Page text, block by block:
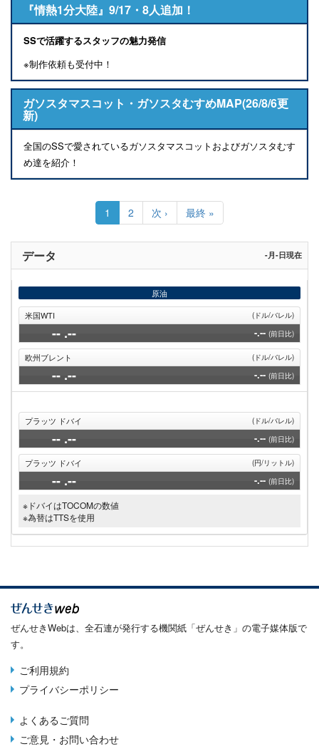
『情熱1分大陸』9/17・8人追加！
SSで活躍するスタッフの魅力発信
※制作依頼も受付中！
ガソスタマスコット・ガソスタむすめMAP(26/8/6更
新)
全国のSSで愛されているガソスタマスコットおよびガソスタむす
め達を紹介！
送
り
カ
レ
ン
ペ
1 Page
2
次
ペ
ー
次 ›
最
終
ペ
ジ
最終 »
データ -月-日現在
原油
米国WTI
(ドル/バレル)
-- .-- -.-- (前日比)
欧州ブレント (ドル/バレル)
-- .-- -.-- (前日比)
プラッツ ドバイ (ドル/バレル)
-- .-- -.-- (前日比)
プラッツ ドバイ (円/リットル)
-- .-- -.-- (前日比)
※ドバイはTOCOMの数値
※為替はTTSを使用
ぜんせきWebは、全石連が発行する機関紙「ぜんせき」の電子媒体版で
す。
Terms
menu
ご利用規約
プライバシーポリシー
Footer
よくあるご質問
ご意見・お問い合わせ